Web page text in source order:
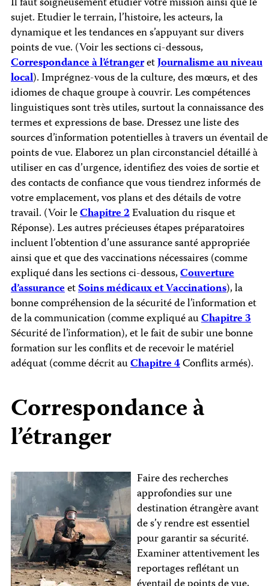
sujet. Etudier le terrain, l’histoire, les acteurs, la
dynamique et les tendances en s’appuyant sur divers
points de vue. (Voir les sections ci-dessous,
Correspondance à l’étrangeretJournalisme au niveau
local). Imprégnez-vous de la culture, des mœurs, et des
idiomes de chaque groupe à couvrir. Les compétences
linguistiques sont très utiles, surtout la connaissance des
termes et expressions de base. Dressez une liste des
sources d’information potentielles à travers un éventail de
points de vue. Elaborez un plan circonstanciel détaillé à
utiliser en cas d’urgence, identifiez des voies de sortie et
des contacts de confiance que vous tiendrez informés de
votre emplacement, vos plans et des détails de votre
travail. (Voir leChapitre 2Evaluation du risque et
Réponse). Les autres précieuses étapes préparatoires
incluent l’obtention d’une assurance santé appropriée
ainsi que et que des vaccinations nécessaires (comme
expliqué dans les sections ci-dessous,Couverture
d’assuranceetSoins médicaux et Vaccinations), la
bonne compréhension de la sécurité de l’information et
de la communication (comme expliqué auChapitre 3
Sécurité de l’information), et le fait de subir une bonne
formation sur les conflits et de recevoir le matériel
adéquat (comme décrit auChapitre 4Conflits armés).
Correspondance à
l’étranger
Faire des recherches
approfondies sur une
destination étrangère avant
de s’y rendre est essentiel
pour garantir sa sécurité.
Examiner attentivement les
reportages reflétant un